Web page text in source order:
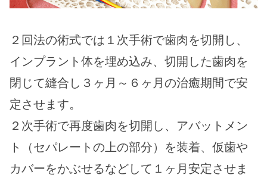
２回法の術式では１次手術で歯肉を切開し、
インプラント体を埋め込み、切開した歯肉を
閉じて縫合し３ヶ月～６ヶ月の治癒期間で安
定させます。
２次手術で再度歯肉を切開し、アバットメン
ト（セパレートの上の部分）を装着、仮歯や
カバーをかぶせるなどして１ヶ月安定させま